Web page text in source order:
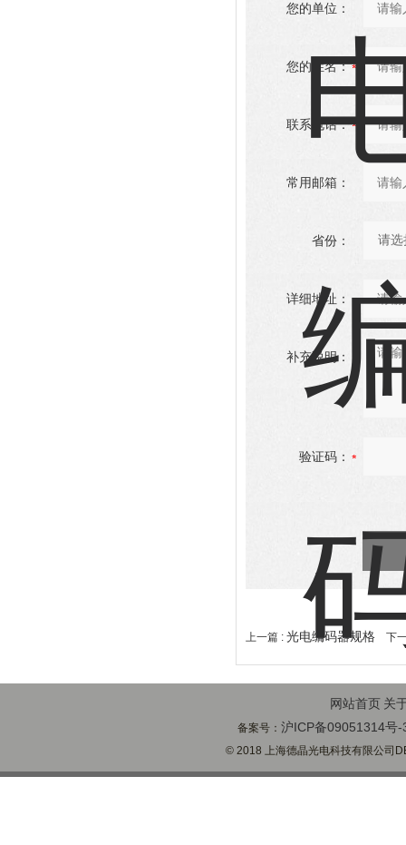
您的单位：
您的姓名：
联系电话：
常用邮箱：
省份：
详细地址：
补充说明：
验证码：
上一篇 : 光电编码器规格 下
网站首页 关
备案号：沪ICP备09051314号-
© 2018 上海德晶光电科技有限公司